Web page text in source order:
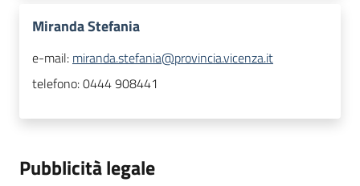
Miranda Stefania
e-mail: miranda.stefania@provincia.vicenza.it
telefono:0444 908441
Pubblicità legale